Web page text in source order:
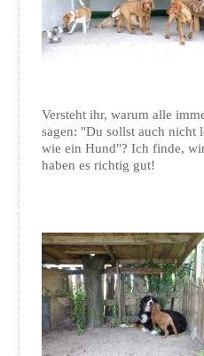
Versteht ihr, warum alle
sagen: "Du sollst auch nicht
wie ein Hund"? Ich finde,
haben es richtig gut!